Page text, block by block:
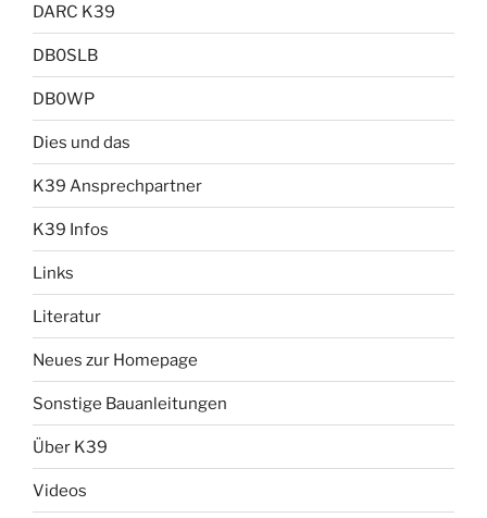
DARC K39
DB0SLB
DB0WP
Dies und das
K39 Ansprechpartner
K39 Infos
Links
Literatur
Neues zur Homepage
Sonstige Bauanleitungen
Über K39
Videos